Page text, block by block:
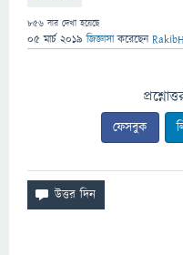
856 বার দেখা হয়েছে
05 মার্চ 2019 জিজ্ঞাসাকরেছেন
ফেসবুক